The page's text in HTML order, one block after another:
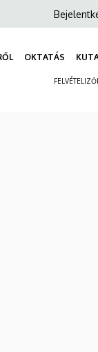
Anonim
fiók
menüje
OKTATÁS